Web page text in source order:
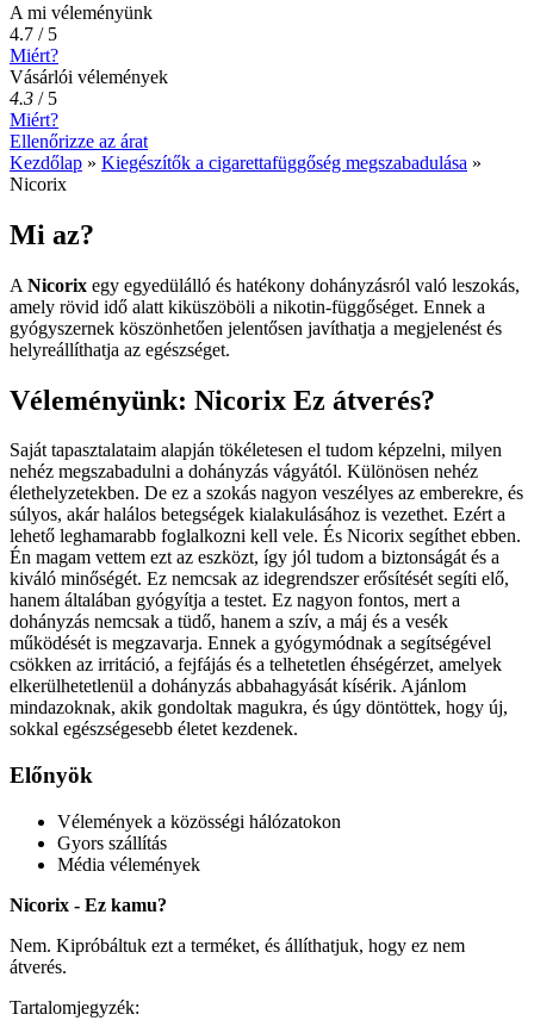
A mi véleményünk
4.7 / 5
Miért?
Vásárlói vélemények
4.3 / 5
Miért?
Ellenőrizze az árat
Kezdőlap » Kiegészítők a cigarettafüggőség megszabadulása »
Nicorix
Mi az?
A Nicorix egy egyedülálló és hatékony dohányzásról való leszokás,
amely rövid idő alatt kiküszöböli a nikotin-függőséget. Ennek a
gyógyszernek köszönhetően jelentősen javíthatja a megjelenést és
helyreállíthatja az egészséget.
Véleményünk: Nicorix Ez átverés?
Saját tapasztalataim alapján tökéletesen el tudom képzelni, milyen
nehéz megszabadulni a dohányzás vágyától. Különösen nehéz
élethelyzetekben. De ez a szokás nagyon veszélyes az emberekre, és
súlyos, akár halálos betegségek kialakulásához is vezethet. Ezért a
lehető leghamarabb foglalkozni kell vele. És Nicorix segíthet ebben.
Én magam vettem ezt az eszközt, így jól tudom a biztonságát és a
kiváló minőségét. Ez nemcsak az idegrendszer erősítését segíti elő,
hanem általában gyógyítja a testet. Ez nagyon fontos, mert a
dohányzás nemcsak a tüdő, hanem a szív, a máj és a vesék
működését is megzavarja. Ennek a gyógymódnak a segítségével
csökken az irritáció, a fejfájás és a telhetetlen éhségérzet, amelyek
elkerülhetetlenül a dohányzás abbahagyását kísérik. Ajánlom
mindazoknak, akik gondoltak magukra, és úgy döntöttek, hogy új,
sokkal egészségesebb életet kezdenek.
Előnyök
Vélemények a közösségi hálózatokon
Gyors szállítás
Média vélemények
Nicorix - Ez kamu?
Nem. Kipróbáltuk ezt a terméket, és állíthatjuk, hogy ez nem
átverés.
Tartalomjegyzék: